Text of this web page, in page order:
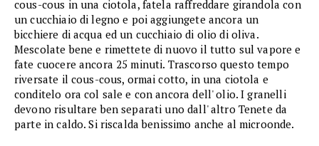
cous-cous in una ciotola, fatela raffreddare girandola con
un cucchiaio di legno e poi aggiungete ancora un
bicchiere di acqua ed un cucchiaio di olio di oliva.
Mescolate bene e rimettete di nuovo il tutto sul vapore e
fate cuocere ancora 25 minuti. Trascorso questo tempo
riversate il cous-cous, ormai cotto, in una ciotola e
conditelo ora col sale e con ancora dell' olio. I granelli
devono risultare ben separati uno dall' altro Tenete da
parte in caldo. Si riscalda benissimo anche al microonde.